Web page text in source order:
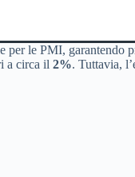
le PMI, garantendo
a circa il 2%. Tuttavia,